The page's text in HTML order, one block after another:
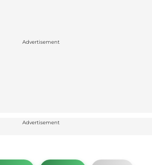
Advertisement
Advertisement